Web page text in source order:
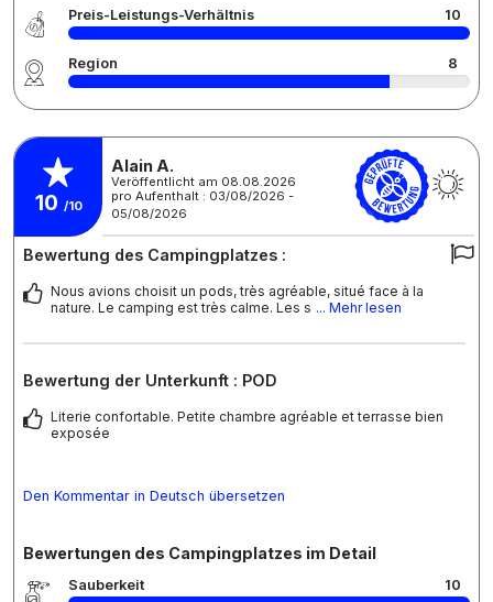
Preis-Leistungs-Verhältnis 10
Region 8
10 /10
Alain A.
Veröffentlicht am 08.08.2026
pro Aufenthalt : 03/08/2026 -
05/08/2026
Bewertung des Campingplatzes :
Nous avions choisit un pods, très agréable, situé face à la
nature. Le camping est très calme. Les s ... Mehr lesen
Bewertung der Unterkunft : POD
Literie confortable. Petite chambre agréable et terrasse bien
exposée
Den Kommentar in Deutsch übersetzen
Bewertungen des Campingplatzes im Detail
Sauberkeit 10